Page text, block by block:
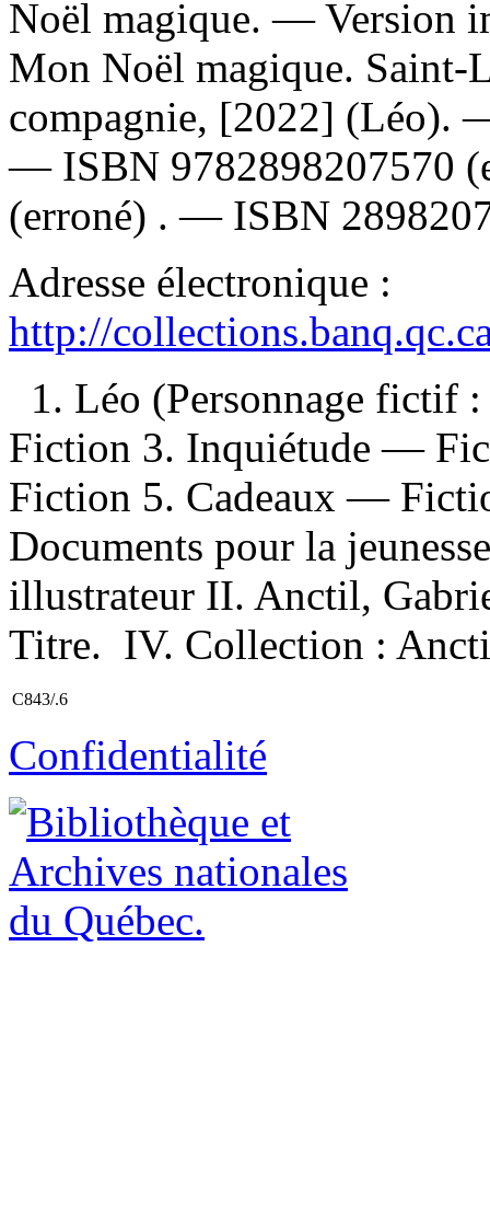
Noël magique. —Version
Mon Noël magique. Saint-
compagnie, [2022]
— ISBN 9782898207570
(erroné) . — ISBN
Adresse électronique :
http://
1. Léo (Personnage
Fiction 3. Inquiétude —
Fiction 5. Cadeaux —
Documents pour la
illustrateur II. Anctil,
Titre. IV. Collection :
C843/.6
Confidentialité